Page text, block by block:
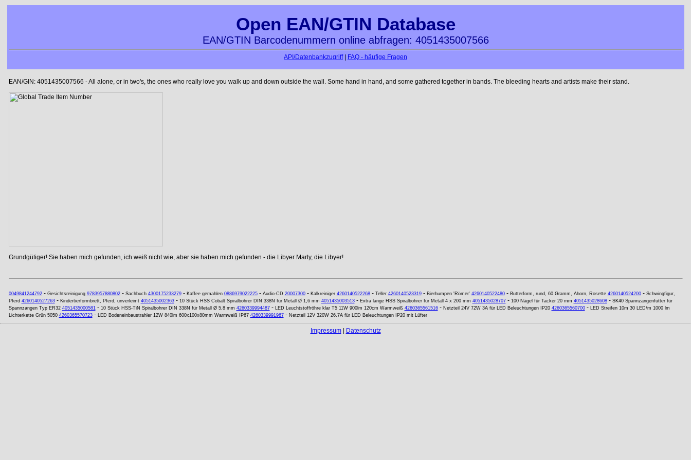
Open EAN/GTIN Database
EAN/GTIN Barcodenummern online abfragen: 4051435007566
API/Datenbankzugriff| FAQ - häufige Fragen
EAN/GIN: 4051435007566 - All alone, or in two's, the ones who really love you walk up and down outside the wall. Some hand in hand, and some gathered together in bands. The bleeding hearts and artists make their stand.
Grundgütiger! Sie haben mich gefunden, ich weiß nicht wie, aber sie haben mich gefunden - die Libyer Marty, die Libyer!
0049841244792- Gesichtsreinigung 9783957880802- Sachbuch 4300175233279- Kaffee gemahlen 0886979022225- Audio-CD 20007300- Kalkreiniger 4260140522268- Teller 4260140523319- Bierhumpen 'Römer' 4260140522480- Butterform, rund, 60 Gramm, Ahorn, Rosette 4260140524200- Schwingfigur,
Pferd 4260140527263- Kindertierformbrett, Pferd, unverleimt 4051435002363- 10 Stück HSS Cobalt Spiralbohrer DIN 338N für Metall Ø 1,6 mm 4051435003513- Extra lange HSS Spiralbohrer für Metall 4 x 200 mm 4051435028707- 100 Nägel für Tacker 20 mm 4051435028608- SK40 Spannzangenfutter für
Spannzangen Typ ER32 4051435000581- 10 Stück HSS-TiN Spiralbohrer DIN 338N für Metall Ø 5,8 mm 4260339994487- LED Leuchtstoffröhre klar T5 11W 900lm 120cm Warmweiß 4260365561516- Netzteil 24V 72W 3A für LED Beleuchtungen IP20 4260365560700- LED Streifen 10m 30 LED/m 1000 lm
Lichterkette Grün 5050 4260365570723- LED Bodeneinbaustrahler 12W 840lm 600x100x80mm Warmweiß IP67 4260339991967- Netzteil 12V 320W 26.7A für LED Beleuchtungen IP20 mit Lüfter
Impressum| Datenschutz